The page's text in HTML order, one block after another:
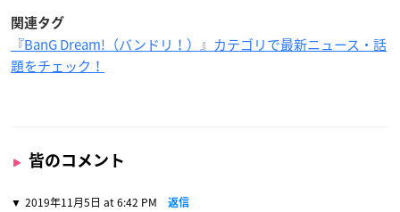
関連タグ
『BanG Dream!（バンドリ！）』カテゴリで最新ニュース・話
題をチェック！
皆のコメント
2019年11月5日 at 6:42 PM 返信